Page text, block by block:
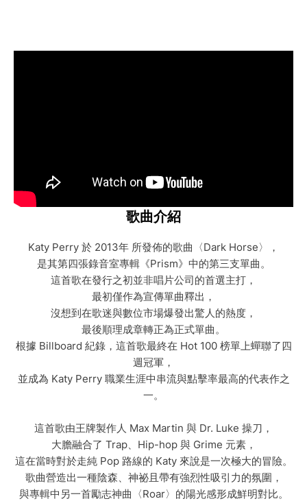
歌曲介紹
Katy Perry 於 2013年 所發佈的歌曲〈Dark Horse〉，
是其第四張錄音室專輯《Prism》中的第三支單曲。
這首歌在發行之初並非唱片公司的首選主打，
最初僅作為宣傳單曲釋出，
沒想到在歌迷與數位市場爆發出驚人的熱度，
最後順理成章轉正為正式單曲。
根據 Billboard 紀錄，這首歌最終在 Hot 100 榜單上蟬聯了四
週冠軍，
並成為 Katy Perry 職業生涯中串流與點擊率最高的代表作之
一。
這首歌由王牌製作人 Max Martin 與 Dr. Luke 操刀，
大膽融合了 Trap、Hip-hop 與 Grime 元素，
這在當時對於走純 Pop 路線的 Katy 來說是一次極大的冒險。
歌曲營造出一種陰森、神祕且帶有強烈性吸引力的氛圍，
與專輯中另一首勵志神曲〈Roar〉的陽光感形成鮮明對比。